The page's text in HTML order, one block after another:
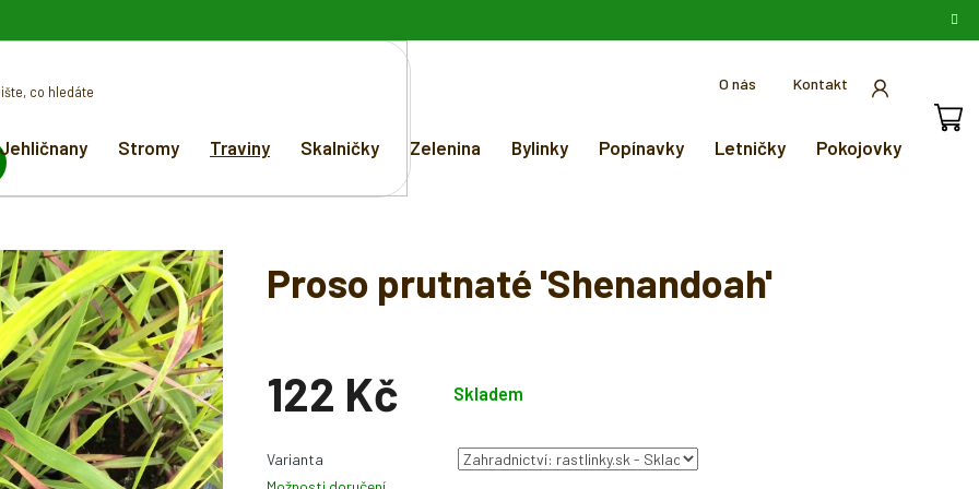
O nás
Kontakt
Jehličnany Stromy Traviny Skalničky Zelenina Bylinky Popínavky Letničky Pokojovky
Proso prutnaté 'Shenandoah'
122 Kč Skladem
cena:
Varianta